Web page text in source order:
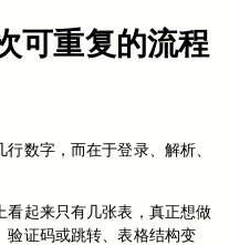
可重复的流程
数字，而在于登录、解析、
看起来只有几张表，真正想做
验证码或跳转、表格结构变